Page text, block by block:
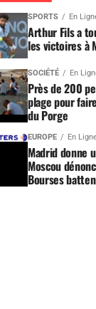
SPORTS En
Arthur Fils a
les victoires à
SOCIÉTÉ En
Près de 200
plage pour
du Porge
EUROPE En
Madrid donne
Moscou
Bourses